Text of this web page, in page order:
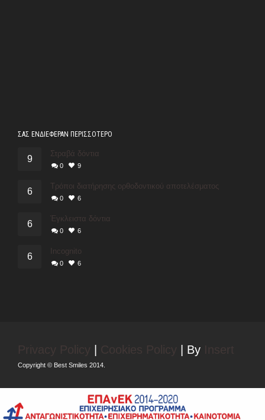
ΣΑΣ ΕΝΔΙΕΦΕΡΑΝ ΠΕΡΙΣΣΟΤΕΡΟ
9
Στραβά δόντια
0 9
6
Τρόποι διατήρησης ορθοδοντικού αποτελέσματος
0 6
6
Έγκλειστα δόντια
0 6
6
Incognito
0 6
Privacy Policy Cookies Policy | By Insert
Copyright © Best Smiles 2014.